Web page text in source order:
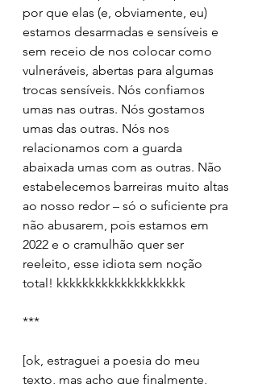
por que elas (e, obviamente, eu)
estamos desarmadas e sensíveis e
sem receio de nos colocar como
vulneráveis, abertas para algumas
trocas sensíveis. Nós confiamos
umas nas outras. Nós gostamos
umas das outras. Nós nos
relacionamos com a guarda
abaixada umas com as outras. Não
estabelecemos barreiras muito altas
ao nosso redor – só o suficiente pra
não abusarem, pois estamos em
2022 e o cramulhão quer ser
reeleito, esse idiota sem noção
total! kkkkkkkkkkkkkkkkkkkk
***
[ok, estraguei a poesia do meu
texto, mas acho que finalmente,